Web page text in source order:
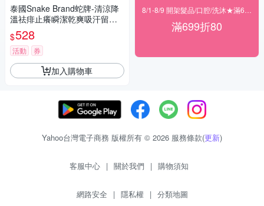
泰國Snake Brand蛇牌-清涼降
溫祛痱止癢瞬潔乾爽吸汗留香
爽身粉痱子粉280g/罐
$528
活動 券
加入購物車
滿699折80
Yahoo台灣電子商務 版權所有 © 2026 服務條款(更新)
客服中心 | 關於我們 | 購物須知
網路安全 | 隱私權 | 分類地圖